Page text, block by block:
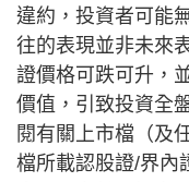
違約，投資者可能
往的表現並非未來
證價格可跌可升，
價值，引致投資全
閱有關上市檔（及
檔所載認股證/界內